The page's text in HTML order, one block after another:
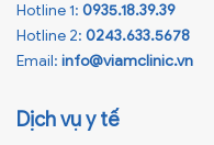
Hotline 1: 0935.18.39.39
Hotline 2: 0243.633.5678
Email: info@viamclinic.vn
Dịch vụ y tế